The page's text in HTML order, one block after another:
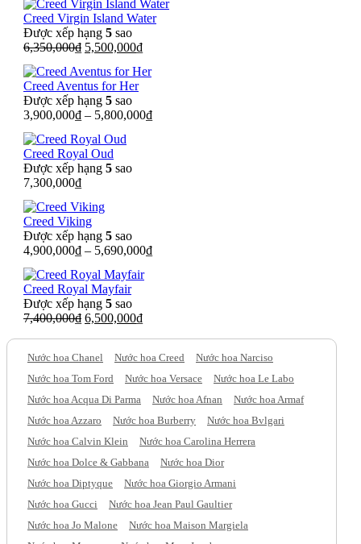
là:
5,500,000₫.
tại
là:
Creed Virgin Island Water
Được xếp hạng 5 sao
6,350,000₫ Giá
là:
6,350,000₫.
5,500,000₫Giá
tại
Creed Aventus for Her
Được xếp hạng 5 sao
3,900,000₫ – 5,800,000₫
Creed Royal Oud
Được xếp hạng 5 sao
7,300,000₫
Creed Viking
Được xếp hạng 5 sao
4,900,000₫ – 5,690,000₫
Creed Royal Mayfair
Được xếp hạng 5 sao
7,400,000₫ Giá
7,400,000₫.
6,500,000₫Giá
là:
6,500,000₫.
Nước hoa Chanel Nước hoa Creed
Nước hoa Narciso
Nước hoa Tom Ford
Nước hoa Versace
Nước hoa Le Labo
Nước hoa Acqua Di Parma
Nước hoa Afnan
Nước hoa Armaf
Nước hoa Azzaro
Nước hoa Burberry
Nước hoa Bvlgari
Nước hoa Calvin Klein
Nước hoa Carolina Herrera
Nước hoa Dolce & Gabbana
Nước hoa Dior
Nước hoa Diptyque
Nước hoa Giorgio Armani
Nước hoa Gucci
Nước hoa Jean Paul Gaultier
Nước hoa Jo Malone
Nước hoa Maison Margiela